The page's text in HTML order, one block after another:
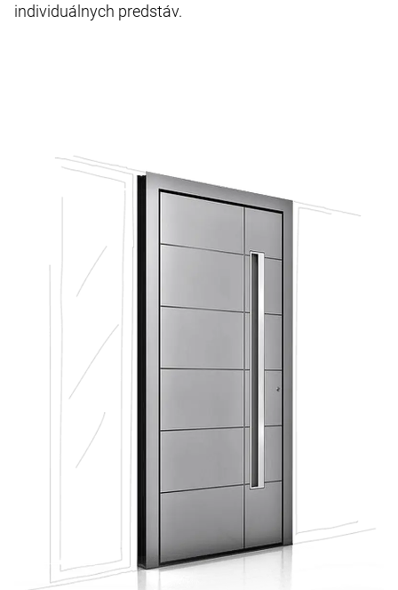
individuálnych predstáv.